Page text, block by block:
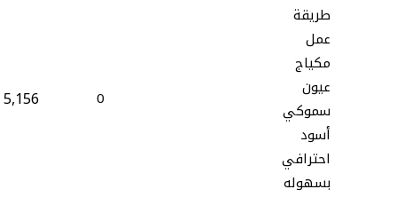
طريقة
عمل
مكياج
عيون
سموكي
أسود
احترافي
بسهوله
0
5,156